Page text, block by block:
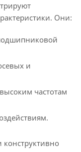
Они:
и
частотам